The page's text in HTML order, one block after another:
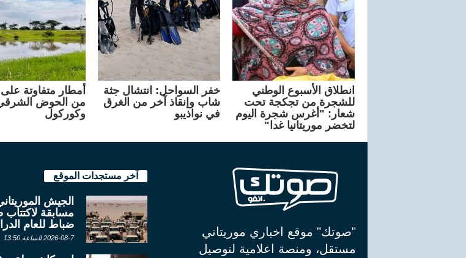
انطلاق الأسبوع الوطني
للشجرة من تجكجة تحت
شعار: "أغرس شجرة اليوم
لتخضر موريتانيا غدا"
خفر السواحل: انتشال جثة
شاب وإنقاذ آخر من الغرق
في نواذيبو
أمطار متفاوتة
من الحوض
وكوركول
"صوتك" موقع اخباري موريتاني
مستقل، ومنصة اعلامية لتوصيل
آخر مستجدات الموقع
الجيش
مسابقة لاكتتاب
ضباط للعام
2026-08-7 الساعة 13:50